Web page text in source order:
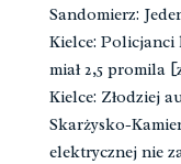
Sandomierz:
Kielce:
miał 2,5 promila
Kielce: Złodziej
Skarżysko-
elektrycznej nie